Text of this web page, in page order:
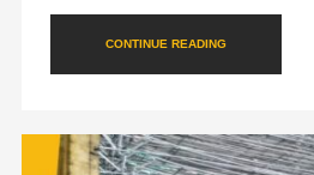
CONTINUE READING